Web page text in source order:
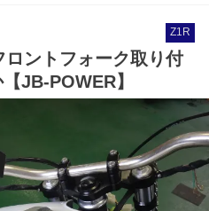
Z1R
ロントフォーク取り付
JB-POWER】